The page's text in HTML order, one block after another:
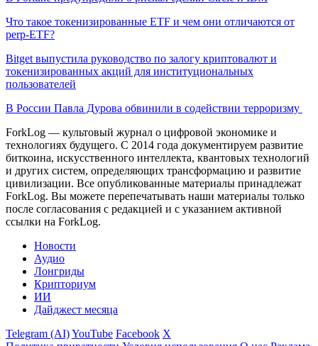
Что такое токенизированные ETF и чем они отличаются от
perp-ETF?
Bitget выпустила руководство по залогу криптовалют и
токенизированных акций для институциональных
пользователей
В России Павла Дурова обвинили в содействии терроризму
ForkLog — культовый журнал о цифровой экономике и
технологиях будущего. С 2014 года документируем развитие
биткоина, искусственного интеллекта, квантовых технологий
и других систем, определяющих трансформацию и развитие
цивилизации. Все опубликованные материалы принадлежат
ForkLog. Вы можете перепечатывать наши материалы только
после согласования с редакцией и с указанием активной
ссылки на ForkLog.
Новости
Аудио
Лонгриды
Крипториум
ИИ
Дайджест месяца
Telegram (AI)YouTube Facebook X